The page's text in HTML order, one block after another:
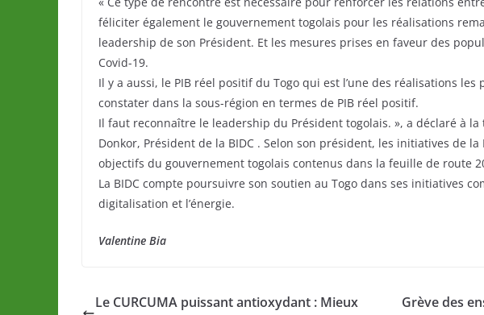
féliciter également le gouvernement togolais pour les réalisations
leadership de son Président. Et les mesures prises en faveur des
Covid-19.
Il y a aussi, le PIB réel positif du Togo qui est l’une des réalisations les
constater dans la sous-région en termes de PIB réel positif.
Il faut reconnaître le leadership du Président togolais. », a déclaré à la
Donkor, Président de la BIDC . Selon son président, les initiatives de la
objectifs du gouvernement togolais contenus dans la feuille de route
La BIDC compte poursuivre son soutien au Togo dans ses initiatives
digitalisation et l’énergie.
Valentine Bia
Le CURCUMA puissant antioxydant : Mieux
Grève des